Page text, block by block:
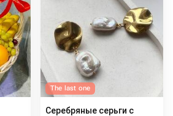
The last one
Серебряные серьги с